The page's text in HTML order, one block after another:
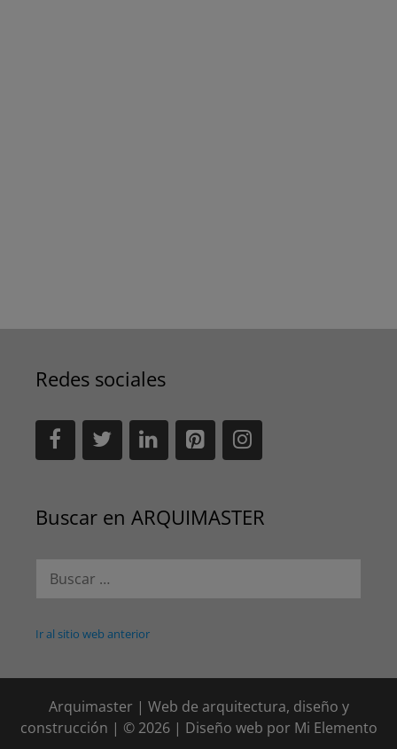
Redes sociales
Buscar en ARQUIMASTER
Ir al sitio web anterior
Arquimaster | Web de arquitectura, diseño y
construcción | © 2026 | Diseño web por Mi Elemento